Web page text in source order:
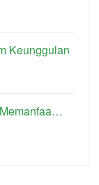
Keunggulan